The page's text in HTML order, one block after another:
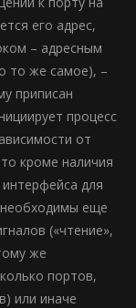
его адрес,
– адресным
то же самое), –
приписан
процесс
от
кроме наличия
для
необходимы еще
(«чтение»,
же
портов,
или иначе